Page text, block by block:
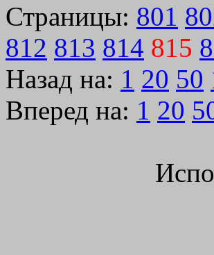
Страницы: 801
812 813 814 815
Назад на: 1 20 50
Вперед на: 1 20